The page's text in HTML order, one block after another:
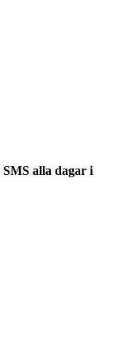
alla dagar i